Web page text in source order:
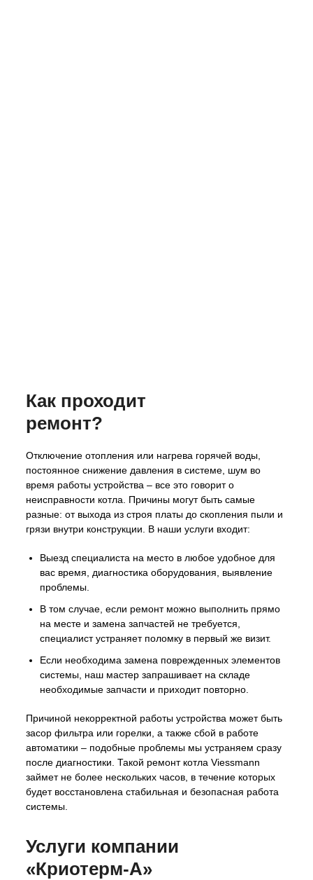
Как проходит
ремонт?
Отключение отопления или нагрева горячей воды,
постоянное снижение давления в системе, шум во
время работы устройства – все это говорит о
неисправности котла. Причины могут быть самые
разные: от выхода из строя платы до скопления пыли и
грязи внутри конструкции. В наши услуги входит:
Выезд специалиста на место в любое удобное для
вас время, диагностика оборудования, выявление
проблемы.
В том случае, если ремонт можно выполнить прямо
на месте и замена запчастей не требуется,
специалист устраняет поломку в первый же визит.
Если необходима замена поврежденных элементов
системы, наш мастер запрашивает на складе
необходимые запчасти и приходит повторно.
Причиной некорректной работы устройства может быть
засор фильтра или горелки, а также сбой в работе
автоматики – подобные проблемы мы устраняем сразу
после диагностики. Такой ремонт котла Viessmann
займет не более нескольких часов, в течение которых
будет восстановлена стабильная и безопасная работа
системы.
Услуги компании
«Криотерм-А»